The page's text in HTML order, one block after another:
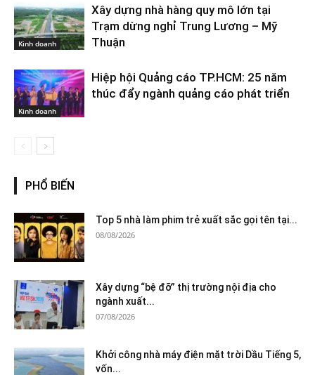
Kinh doanh
Xây dựng nhà hàng quy mô lớn tại
Trạm dừng nghỉ Trung Lương – Mỹ
Thuận
Kinh doanh
Hiệp hội Quảng cáo TP.HCM: 25 năm
thúc đẩy ngành quảng cáo phát triển
PHỔ BIẾN
Top 5 nhà làm phim trẻ xuất sắc gọi tên tại...
08/08/2026
Xây dựng “bệ đỡ” thị trường nội địa cho
ngành xuất...
07/08/2026
Khởi công nhà máy điện mặt trời Dầu Tiếng 5,
vốn...